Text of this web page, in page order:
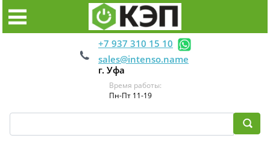
+7 937 310 15 10
sales@intenso.name
г. Уфа
Время работы:
Пн-Пт 11-19